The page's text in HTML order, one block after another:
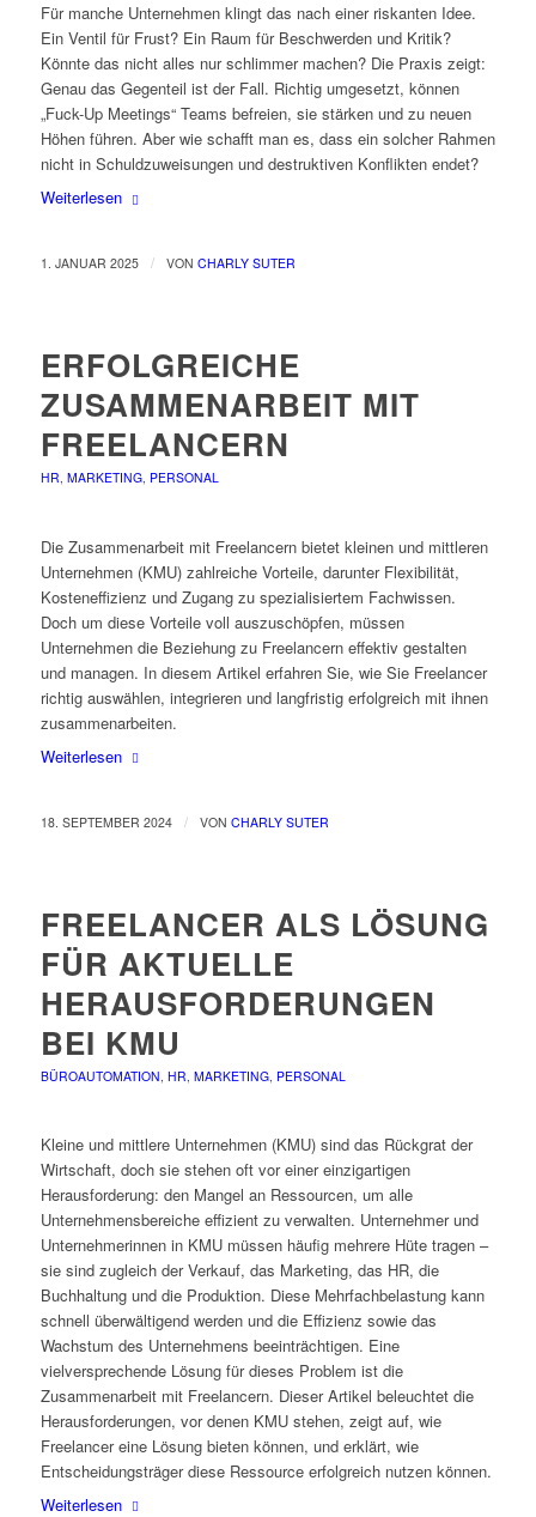
Für manche Unternehmen klingt das nach einer riskanten Idee.
Ein Ventil für Frust? Ein Raum für Beschwerden und Kritik?
Könnte das nicht alles nur schlimmer machen? Die Praxis zeigt:
Genau das Gegenteil ist der Fall. Richtig umgesetzt, können
„Fuck-Up Meetings“ Teams befreien, sie stärken und zu neuen
Höhen führen. Aber wie schafft man es, dass ein solcher Rahmen
nicht in Schuldzuweisungen und destruktiven Konflikten endet?
Weiterlesen
1. JANUAR 2025 / VON CHARLY SUTER
ERFOLGREICHE
ZUSAMMENARBEIT MIT
FREELANCERN
HR, MARKETING, PERSONAL
Die Zusammenarbeit mit Freelancern bietet kleinen und mittleren
Unternehmen (KMU) zahlreiche Vorteile, darunter Flexibilität,
Kosteneffizienz und Zugang zu spezialisiertem Fachwissen.
Doch um diese Vorteile voll auszuschöpfen, müssen
Unternehmen die Beziehung zu Freelancern effektiv gestalten
und managen. In diesem Artikel erfahren Sie, wie Sie Freelancer
richtig auswählen, integrieren und langfristig erfolgreich mit ihnen
zusammenarbeiten.
Weiterlesen
18. SEPTEMBER 2024 / VON CHARLY SUTER
FREELANCER ALS LÖSUNG
FÜR AKTUELLE
HERAUSFORDERUNGEN
BEI KMU
BÜROAUTOMATION HR MARKETING, PERSONAL
Kleine und mittlere Unternehmen (KMU) sind das Rückgrat der
Wirtschaft, doch sie stehen oft vor einer einzigartigen
Herausforderung: den Mangel an Ressourcen, um alle
Unternehmensbereiche effizient zu verwalten. Unternehmer und
Unternehmerinnen in KMU müssen häufig mehrere Hüte tragen –
sie sind zugleich der Verkauf, das Marketing, das HR, die
Buchhaltung und die Produktion. Diese Mehrfachbelastung kann
schnell überwältigend werden und die Effizienz sowie das
Wachstum des Unternehmens beeinträchtigen. Eine
vielversprechende Lösung für dieses Problem ist die
Zusammenarbeit mit Freelancern. Dieser Artikel beleuchtet die
Herausforderungen, vor denen KMU stehen, zeigt auf, wie
Freelancer eine Lösung bieten können, und erklärt, wie
Entscheidungsträger diese Ressource erfolgreich nutzen können.
Weiterlesen